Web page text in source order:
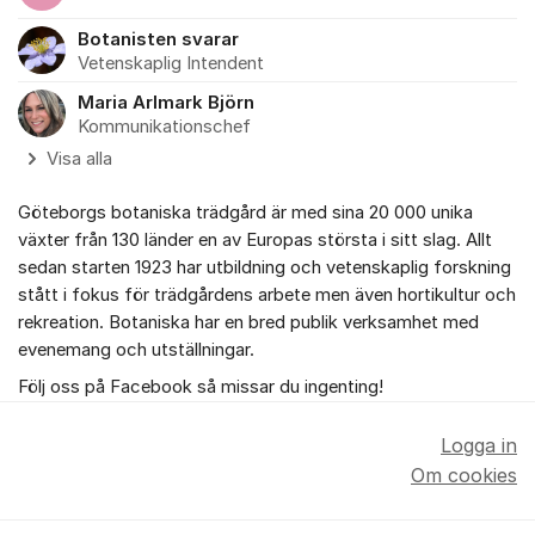
Botanisten svarar
Vetenskaplig Intendent
Maria Arlmark Björn
Kommunikationschef
Visa alla
Göteborgs botaniska trädgård är med sina 20 000 unika
växter från 130 länder en av Europas största i sitt slag. Allt
sedan starten 1923 har utbildning och vetenskaplig forskning
stått i fokus för trädgårdens arbete men även hortikultur och
rekreation. Botaniska har en bred publik verksamhet med
evenemang och utställningar.
Följ oss på Facebook så missar du ingenting!
Logga in
Om cookies